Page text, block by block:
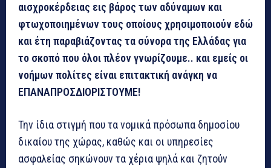
αισχροκέρδειας εις βάρος των αδύναμων και
φτωχοποιημένων τους οποίους χρησιμοποιούν εδώ
και έτη παραβιάζοντας τα σύνορα της Ελλάδας για
το σκοπό που όλοι πλέον γνωρίζουμε.. και εμείς οι
νοήμων πολίτες είναι επιτακτική ανάγκη να
ΕΠΑΝΑΠΡΟΣΔΙΟΡΙΣΤΟΥΜΕ!
Την ίδια στιγμή που τα νομικά πρόσωπα δημοσίου
δικαίου της χώρας, καθώς και οι υπηρεσίες
ασφαλείας σηκώνουν τα χέρια ψηλά και ζητούν